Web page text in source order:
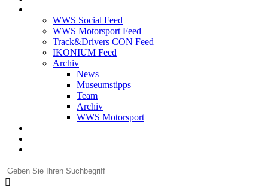
WWS Social Feed
WWS Motorsport Feed
Track&Drivers CON Feed
IKONIUM Feed
Archiv
News
Museumstipps
Team
Archiv
WWS Motorsport